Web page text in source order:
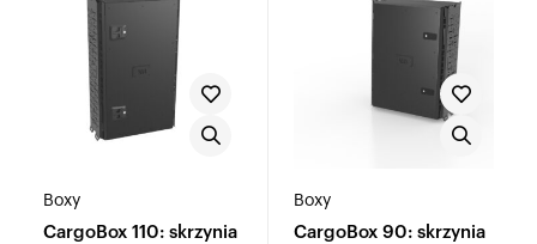
Boxy
CargoBox 110: skrzynia
Boxy
CargoBox 90: skrzynia